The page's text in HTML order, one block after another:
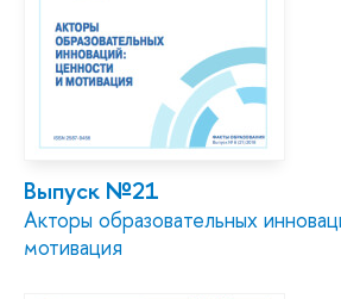
Выпуск №21
Акторы образовательных
мотивация